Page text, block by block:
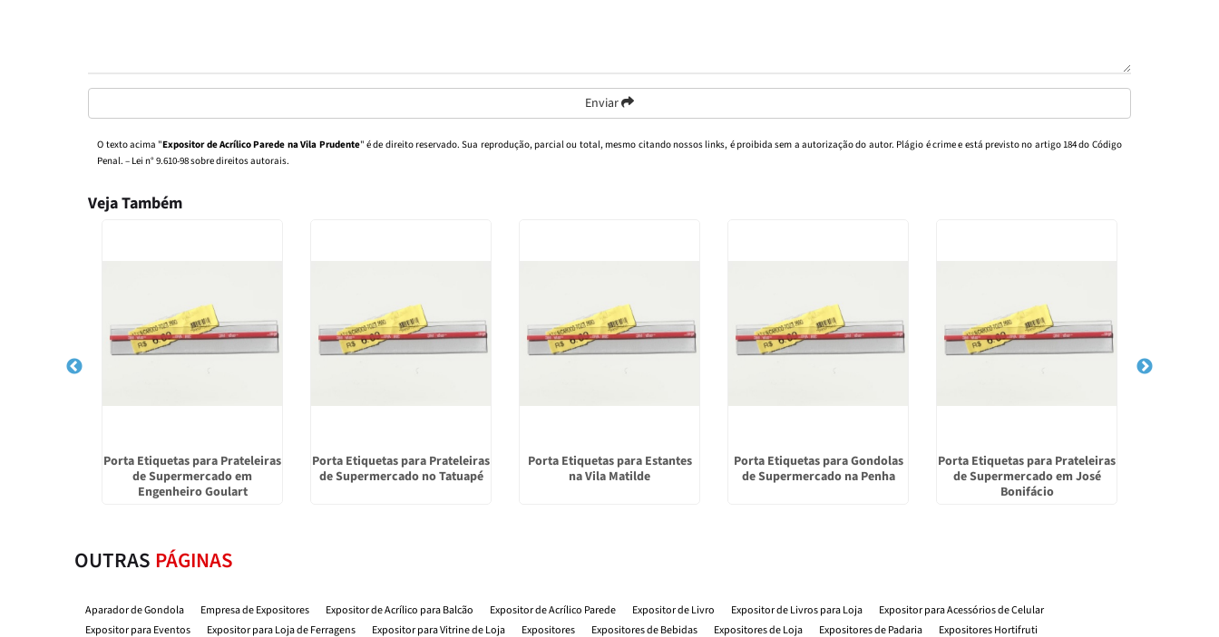
Enviar
O texto acima "Expositor de Acrílico Parede na Vila Prudente" é de direito reservado. Sua reprodução, parcial ou total, mesmo citando nossos links, é proibida sem a autorização do autor. Plágio é crime e está previsto no artigo 184 do Código
Penal. – Lei n° 9.610-98 sobre direitos autorais.
Veja Também
Porta Etiquetas para Prateleiras
de Supermercado em
Engenheiro Goulart
Porta Etiquetas para Prateleiras
de Supermercado no Tatuapé
Porta Etiquetas para Estantes
na Vila Matilde
Porta Etiquetas para Gondolas
de Supermercado na Penha
Porta Etiquetas para Prateleiras
de Supermercado em José
Bonifácio
OUTRAS PÁGINAS
Aparador de Gondola Empresa de Expositores Expositor de Acrílico para Balcão Expositor de Acrílico Parede Expositor de Livro Expositor de Livros para Loja
Expositor para Acessórios de Celular
Expositor para Eventos
Expositor para Loja de Ferragens Expositor para Vitrine de Loja Expositores Expositores de Bebidas Expositores de Loja Expositores de Padaria Expositores Hortifruti